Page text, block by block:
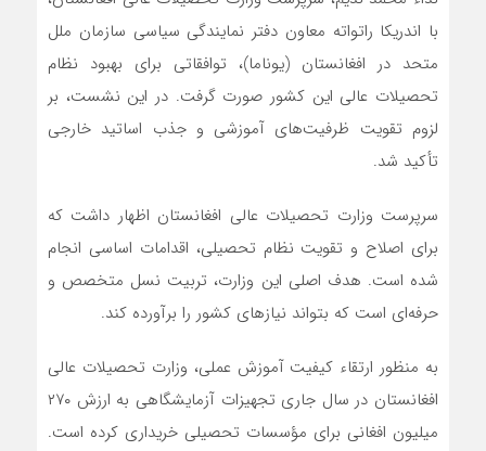
با اندریکا راتواته معاون دفتر نمایندگی سیاسی سازمان ملل
متحد در افغانستان (یوناما)، توافقاتی برای بهبود نظام
تحصیلات عالی این کشور صورت گرفت. در این نشست، بر
لزوم تقویت ظرفیت‌های آموزشی و جذب اساتید خارجی
تأکید شد.
سرپرست وزارت تحصیلات عالی افغانستان اظهار داشت که
برای اصلاح و تقویت نظام تحصیلی، اقدامات اساسی انجام
شده است. هدف اصلی این وزارت، تربیت نسل متخصص و
حرفه‌ای است که بتواند نیازهای کشور را برآورده کند.
به منظور ارتقاء کیفیت آموزش عملی، وزارت تحصیلات عالی
افغانستان در سال جاری تجهیزات آزمایشگاهی به ارزش ۲۷۰
میلیون افغانی برای مؤسسات تحصیلی خریداری کرده است.